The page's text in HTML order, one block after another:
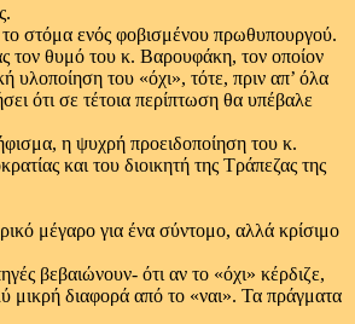
στόμα ενός φοβισμένου πρωθυπουργού.
τον θυμό του κ. Βαρουφάκη, τον οποίον
υλοποίηση του «όχι», τότε, πριν απ’ όλα
ότι σε τέτοια περίπτωση θα υπέβαλε
η ψυχρή προειδοποίηση του κ.
και του διοικητή της Τράπεζας της
μέγαρο για ένα σύντομο, αλλά κρίσιμο
βεβαιώνουν- ότι αν το «όχι» κέρδιζε,
μικρή διαφορά από το «ναι». Τα πράγματα